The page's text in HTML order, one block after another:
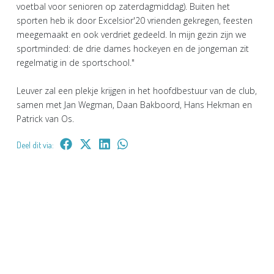
voetbal voor senioren op zaterdagmiddag). Buiten het
sporten heb ik door Excelsior'20 vrienden gekregen, feesten
meegemaakt en ook verdriet gedeeld. In mijn gezin zijn we
sportminded: de drie dames hockeyen en de jongeman zit
regelmatig in de sportschool."
Leuver zal een plekje krijgen in het hoofdbestuur van de club,
samen met Jan Wegman, Daan Bakboord, Hans Hekman en
Patrick van Os.
Deel dit via: